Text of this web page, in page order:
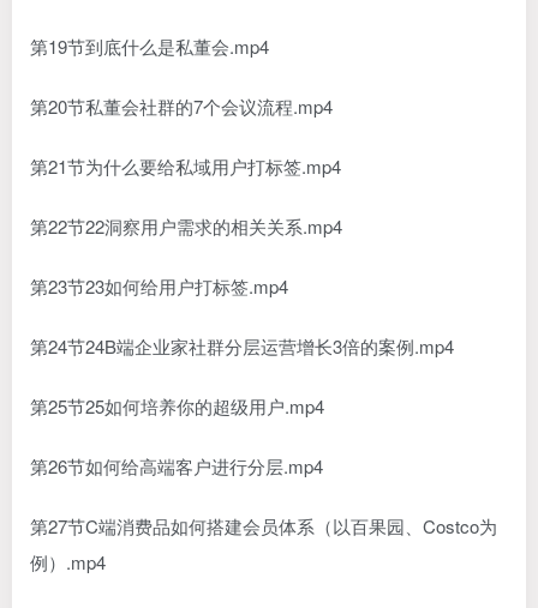
第19节到底什么是私董会.mp4
第20节私董会社群的7个会议流程.mp4
第21节为什么要给私域用户打标签.mp4
第22节22洞察用户需求的相关关系.mp4
第23节23如何给用户打标签.mp4
第24节24B端企业家社群分层运营增长3倍的案例.mp4
第25节25如何培养你的超级用户.mp4
第26节如何给高端客户进行分层.mp4
第27节C端消费品如何搭建会员体系（以百果园、Costco为
例）.mp4